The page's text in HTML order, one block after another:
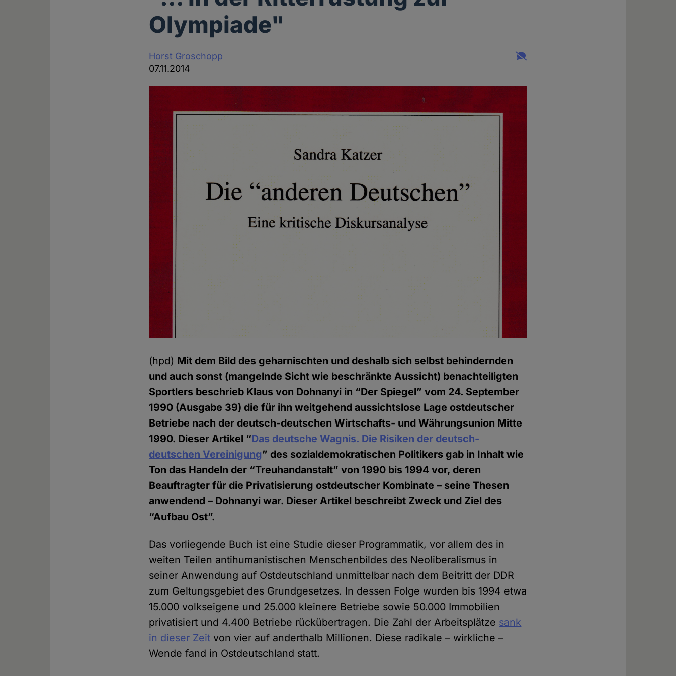
Olympiade"
Horst Groschopp
07.11.2014
(hpd) Mit dem Bild des geharnischten und deshalb sich selbst behindernden
und auch sonst (mangelnde Sicht wie beschränkte Aussicht) benachteiligten
Sportlers beschrieb Klaus von Dohnanyi in “Der Spiegel” vom 24. September
1990 (Ausgabe 39) die für ihn weitgehend aussichtslose Lage ostdeutscher
Betriebe nach der deutsch-deutschen Wirtschafts- und Währungsunion Mitte
1990. Dieser Artikel “Das deutsche Wagnis. Die Risiken der deutsch-
deutschen Vereinigung” des sozialdemokratischen Politikers gab in Inhalt wie
Ton das Handeln der “Treuhandanstalt” von 1990 bis 1994 vor, deren
Beauftragter für die Privatisierung ostdeutscher Kombinate – seine Thesen
anwendend – Dohnanyi war. Dieser Artikel beschreibt Zweck und Ziel des
“Aufbau Ost”.
Das vorliegende Buch ist eine Studie dieser Programmatik, vor allem des in
weiten Teilen antihumanistischen Menschenbildes des Neoliberalismus in
seiner Anwendung auf Ostdeutschland unmittelbar nach dem Beitritt der DDR
zum Geltungsgebiet des Grundgesetzes. In dessen Folge wurden bis 1994 etwa
15.000 volkseigene und 25.000 kleinere Betriebe sowie 50.000 Immobilien
privatisiert und 4.400 Betriebe rückübertragen. Die Zahl der Arbeitsplätze sank
in dieser Zeit von vier auf anderthalb Millionen. Diese radikale – wirkliche –
Wende fand in Ostdeutschland statt.